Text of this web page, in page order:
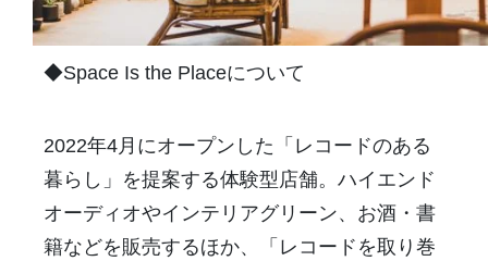
◆Space Is the Placeについて
2022年4月にオープンした「レコードのある
暮らし」を提案する体験型店舗。ハイエンド
オーディオやインテリアグリーン、お酒・書
籍などを販売するほか、「レコードを取り巻